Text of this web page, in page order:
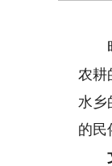
时
农耕
水乡
的民